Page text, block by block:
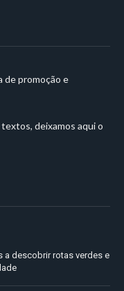
de promoção e
deixamos aqui o
a descobrir rotas verdes e